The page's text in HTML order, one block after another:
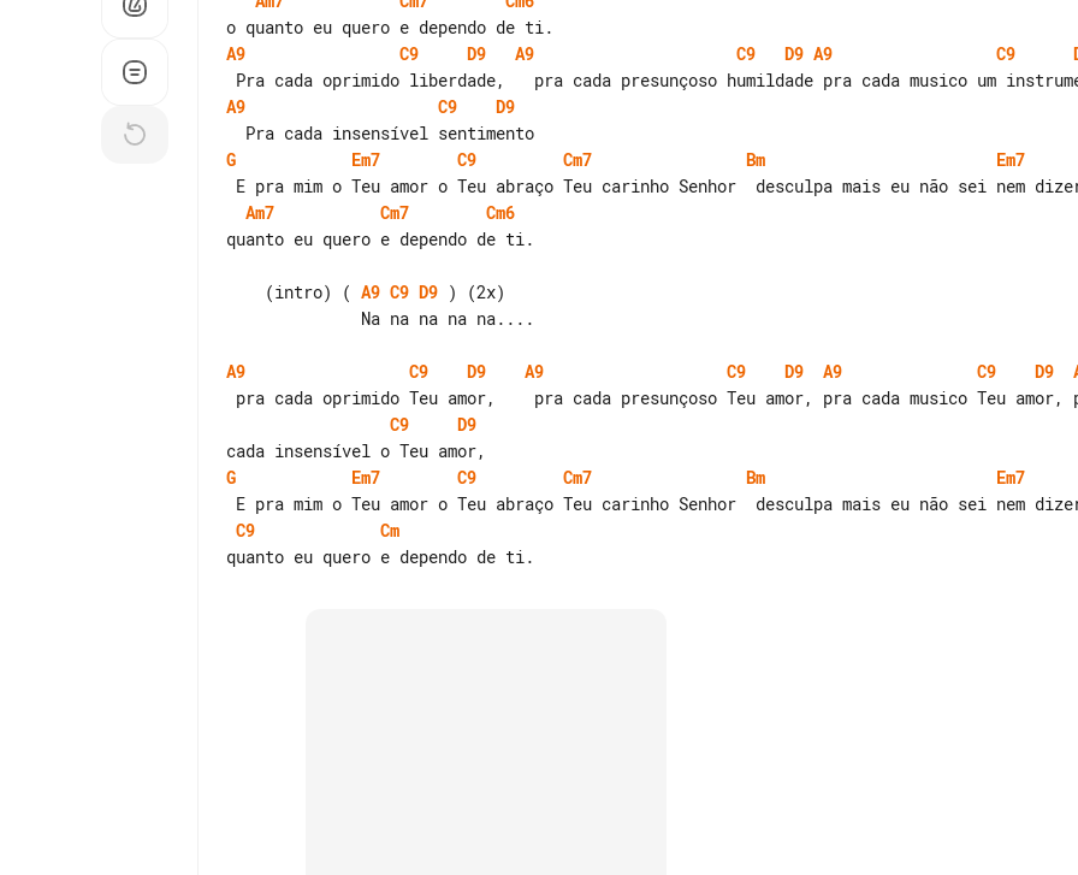
A9
C9 D9 A9 C9 D9 A9 C9
A9 C9
D9
G
Em7 C9 Cm7 Bm Em7
Am7 Cm7
Cm6
quanto eu quero e dependo de ti.
    (intro) (
A9 C9 D9 ) (2x)
A9 C9 D9 A9 C9 D9 A9 C9 D9
C9
D9
G
Em7 C9 Cm7 Bm Em7
C9
Cm